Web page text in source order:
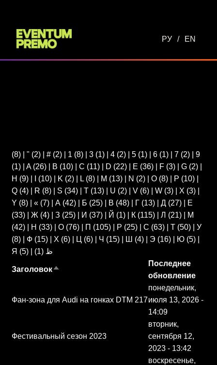
РУ / EN
(8) " (2) # (2) 1 (8) 3 (1) 4 (2) 5 (1) 6 (1) 7 (2)
9
(1)
A(26) B (10) C (11) D (22) E (36) F (3) G (2)
H (9) (10) K (2) L (8) M (13) N (2) O (8) P (10)
Q (4) R (8) S (34) T (13) U (2) V (6) W (3) X (3)
Y (8) « (7) А (42) Б (25) В (48) Г (13) Д (27)
Е
(33)
Ж (4) З (25) И (37) Й (1) К (115) Л (21)
М
(42)
Н (33) О (76) П (105) Р (25) С (63) Т (50)
У
(8)
Ф (15) Х (6) Ц (6) Ч (15) Ш (4) Э (16) Ю (5)
Я (5) ظ (1)
ЗаголовокСортировать по убыванию
Последнее
обновление
Фан-зона для Audi на гонках DTM 217
понедельник,
июля 13, 2026 -
14:09
Фестивальный сезон 2023
вторник,
сентября 12,
2023 - 13:42
воскресенье,